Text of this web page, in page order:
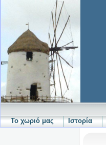
Το χωριό μας Ιστορία